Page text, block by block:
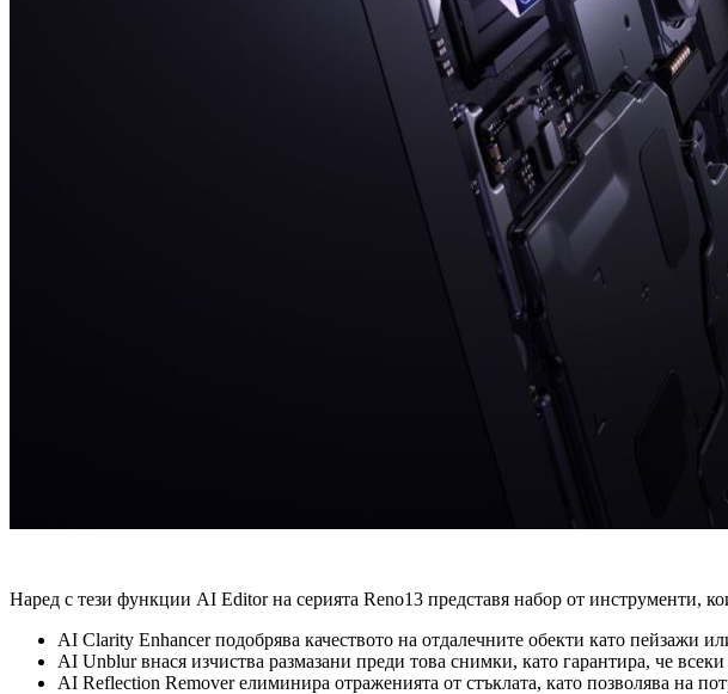
Наред с тези функции AI Editor на серията Reno13 представя набор от инструменти,
AI Clarity Enhancer подобрява качеството на отдалечните обекти като пейзажи
AI Unblur внася изчиства размазани преди това снимки, като гарантира, че
AI Reflection Remover елиминира отраженията от стъклата, като позволява на